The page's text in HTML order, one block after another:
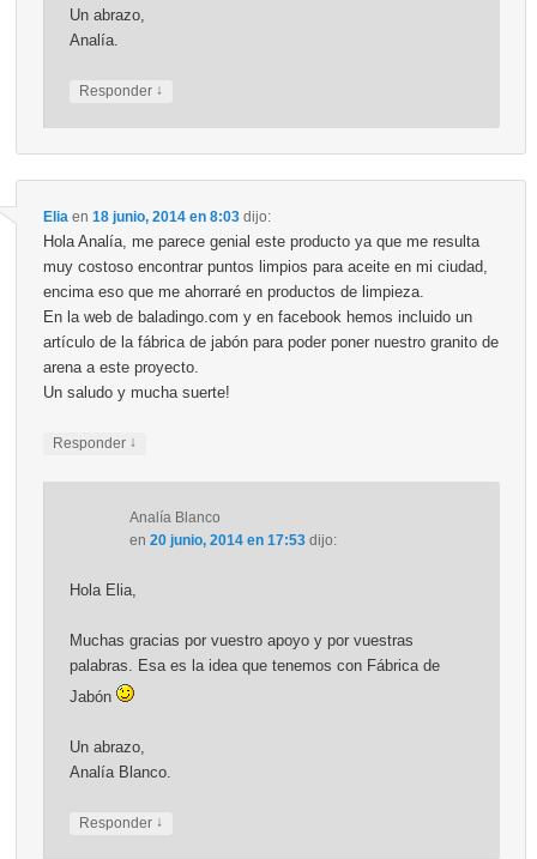
Un abrazo,
Analía.
Responder ↓
Eliaen 18 junio, 2014 en 8:03 dijo:
Hola Analía, me parece genial este producto ya que me resulta
muy costoso encontrar puntos limpios para aceite en mi ciudad,
encima eso que me ahorraré en productos de limpieza.
En la web de baladingo.com y en facebook hemos incluido un
artículo de la fábrica de jabón para poder poner nuestro granito de
arena a este proyecto.
Un saludo y mucha suerte!
Responder ↓
Analía Blanco
en 20 junio, 2014 en 17:53 dijo:
Hola Elia,
Muchas gracias por vuestro apoyo y por vuestras
palabras. Esa es la idea que tenemos con Fábrica de
Jabón
Un abrazo,
Analía Blanco.
Responder ↓